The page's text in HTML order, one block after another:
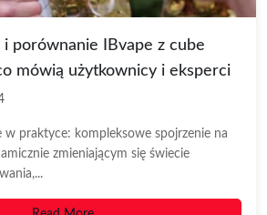
i porównanie IBvape z cube
mówią użytkownicy i eksperci
w praktyce: kompleksowe spojrzenie na
zmieniającym się świecie